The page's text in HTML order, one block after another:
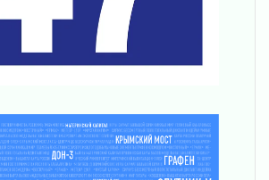
передовую подготовку